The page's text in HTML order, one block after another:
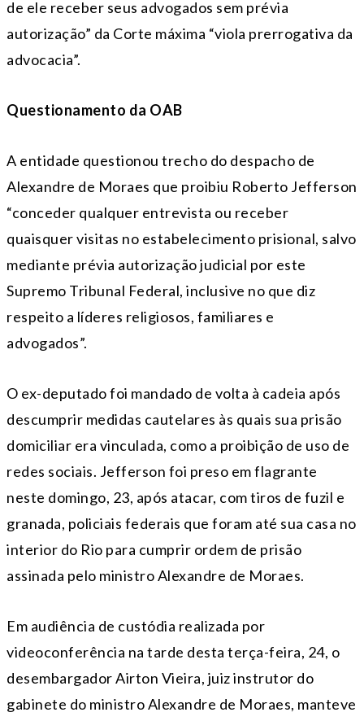
de ele receber seus advogados sem prévia
autorização” da Corte máxima “viola prerrogativa da
advocacia”.
Questionamento da OAB
A entidade questionou trecho do despacho de
Alexandre de Moraes que proibiu Roberto Jefferson
“conceder qualquer entrevista ou receber
quaisquer visitas no estabelecimento prisional, salvo
mediante prévia autorização judicial por este
Supremo Tribunal Federal, inclusive no que diz
respeito a líderes religiosos, familiares e
advogados”.
O ex-deputado foi mandado de volta à cadeia após
descumprir medidas cautelares às quais sua prisão
domiciliar era vinculada, como a proibição de uso de
redes sociais. Jefferson foi preso em flagrante
neste domingo, 23, após atacar, com tiros de fuzil e
granada, policiais federais que foram até sua casa no
interior do Rio para cumprir ordem de prisão
assinada pelo ministro Alexandre de Moraes.
Em audiência de custódia realizada por
videoconferência na tarde desta terça-feira, 24, o
desembargador Airton Vieira, juiz instrutor do
gabinete do ministro Alexandre de Moraes, manteve